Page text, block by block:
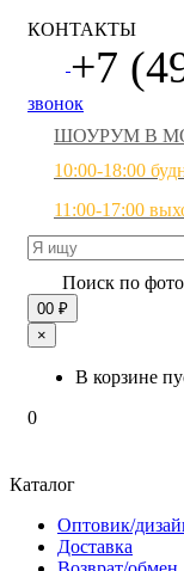
КОНТАКТЫ
+7
звонок
ШОУРУМ В
10:00-18:00
11:00-17:00
Поиск по фото
00 ₽
×
В корзине
0
Каталог
Оптовик/
Доставка